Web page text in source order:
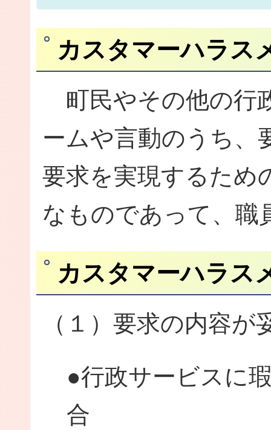
カスタマーハラス
町民やその他の行
ームや言動のうち、
要求を実現するため
なものであって、職
カスタマーハラス
（１）要求の内容
●行政サービスに